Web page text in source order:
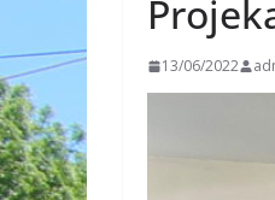
13/06/2022